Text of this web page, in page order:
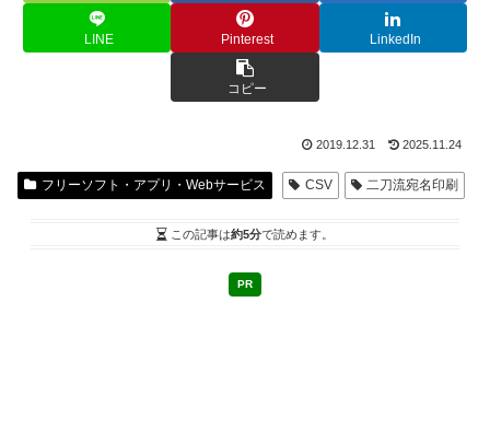
LINE Pinterest LinkedIn
コピー
2019.12.31 2025.11.24
フリーソフト・アプリ・Webサービス CSV 二刀流宛名印刷
この記事は約5分で読めます。
PR